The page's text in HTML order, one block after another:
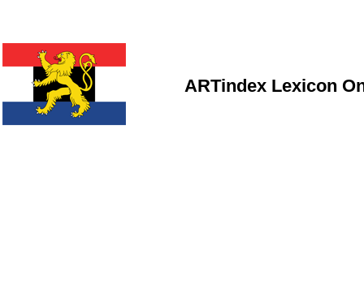
ARTindex Lexicon